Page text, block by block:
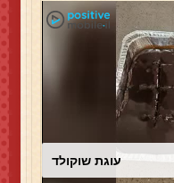
עוגת שוקולד